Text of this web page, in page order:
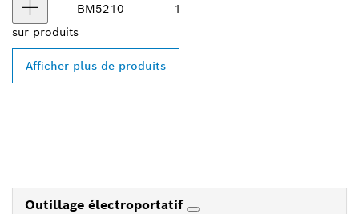
BM5210
1
sur produits
Afficher plus de produits
Outillage électroportatif